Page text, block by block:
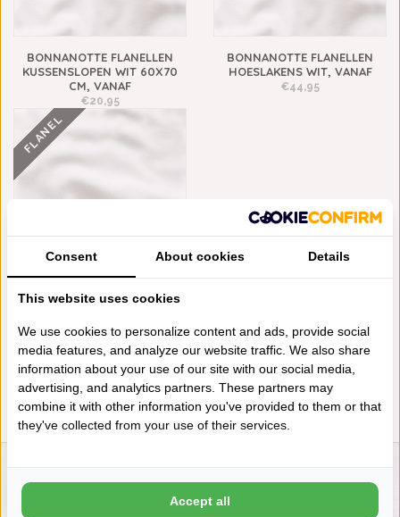
BONNANOTTE FLANELLEN
KUSSENSLOPEN WIT 60X70
CM, VANAF
€20,95
BONNANOTTE FLANELLEN
HOESLAKENS WIT, VANAF
€44,95
FLANEL
BONNANOTTE FLANELLEN
€24,95
LIENSLINNENWINKEL.NL
VRAGEN? BEL DAN
Consent About cookies Details
This website uses cookies
We use cookies to personalize content and ads, provide social
media features, and analyze our website traffic. We also share
information about your use of our site with our social media,
advertising, and analytics partners. These partners may
combine it with other information you've provided to them or that
they've collected from your use of their services.
Accept all